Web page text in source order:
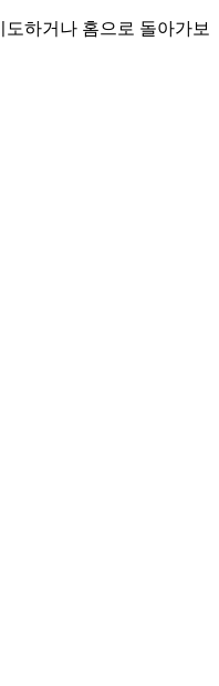
도하거나 홈으로 돌아가보